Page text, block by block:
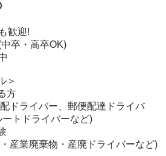
歓迎!
卒・高卒OK)
＞
方
ドライバー、郵便配達ドライバ
トドライバーなど)
産業廃棄物・産廃ドライバーなど)